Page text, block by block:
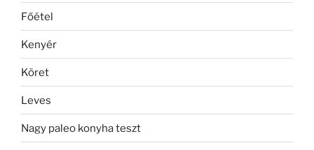
Főétel
Kenyér
Köret
Leves
Nagy paleo konyha teszt